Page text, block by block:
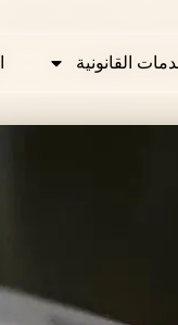
القانونية
القانونية